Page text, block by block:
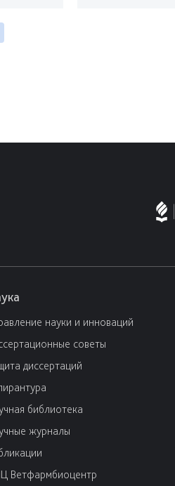
науки и инноваций
советы
диссертаций
библиотека
журналы
Ветфармбиоцентр